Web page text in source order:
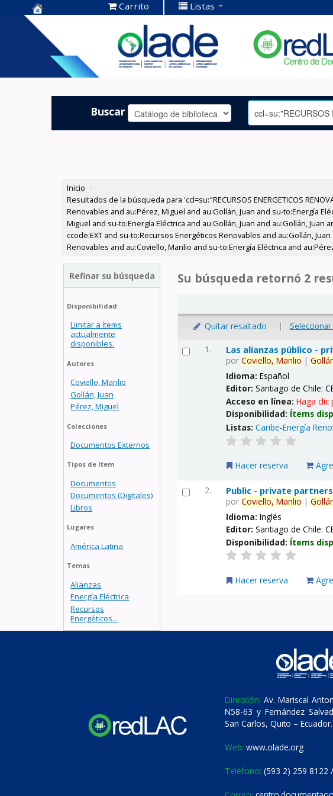
Centro de
Documentación
OLADE -
Carrito Listas
Buscar
Inicio ›
Resultados de la búsqueda para 'ccl=su:"RECURSOS ENERGETICOS
Renovables and au:Pérez, Miguel and au:Gollán, Juan and su-to:Energía
Miguel and su-to:Energía Eléctrica and au:Gollán, Juan and au:Gollán,
ccode:EXT and su-to:Recursos Energéticos Renovables and au:Gollán,
Renovables and au:Coviello, Manlio and su-to:Energía Eléctrica and
Refinar su búsqueda
Disponibilidad
Limitar a ítems
actualmente
disponibles.
Autores
Coviello, Manlio
Gollán, Juan
Pérez, Miguel
Colecciones
Documentos Externos
Tipos de ítem
Documentos
Documentos (Digitales)
Libros
Lugares
América Latina
Temas
Alianzas
Energía Eléctrica
Recursos
Energéticos...
Su búsqueda retornó 2
Quitar resaltado |
1. Las alianzas público -
porCoviello, Manlio |
Idioma:Español
Editor:Santiago de Chile:
Acceso en línea:Haga clic
Disponibilidad: Ítems
Listas: Caribe-Energía
Hacer reserva
2. Public - private
porCoviello, Manlio |
Idioma:Inglés
Editor:Santiago de Chile:
Disponibilidad: Ítems
Hacer reserva
Dirección: Av. Mariscal
N58-63 y Fernández
San Carlos, Quito – Ecuador.
Web: www.olade.org
Teléfono: (593 2) 259 8122